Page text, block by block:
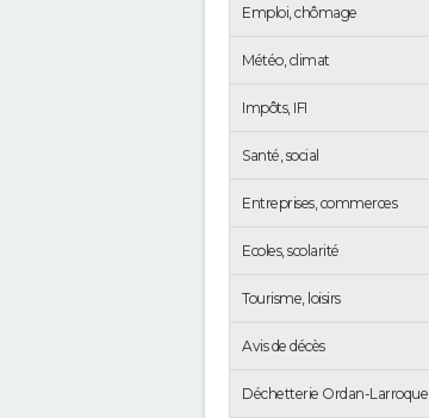
Emploi, chômage
Météo, climat
Impôts, IFI
Santé, social
Entreprises, commerces
Ecoles, scolarité
Tourisme, loisirs
Avis de décès
Déchetterie Ordan-Larroque